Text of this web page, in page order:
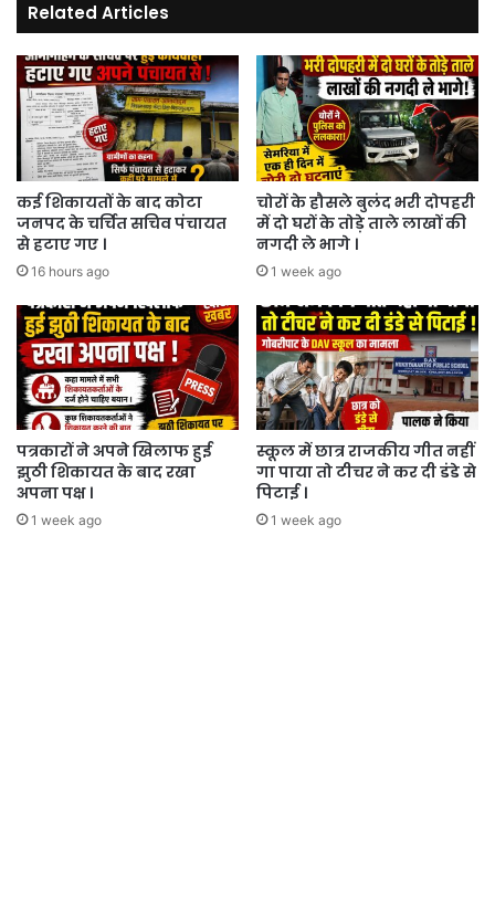
Related Articles
कई शिकायतों के बाद कोटा
जनपद के चर्चित सचिव पंचायत
से हटाए गए ।
16 hours ago
चोरों के हौसले बुलंद भरी दोपहरी
में दो घरों के तोड़े ताले लाखों की
नगदी ले भागे ।
1 week ago
पत्रकारों ने अपने खिलाफ हुई
झुठी शिकायत के बाद रखा
अपना पक्ष ।
1 week ago
स्कूल में छात्र राजकीय गीत नहीं
गा पाया तो टीचर ने कर दी डंडे से
पिटाई ।
1 week ago